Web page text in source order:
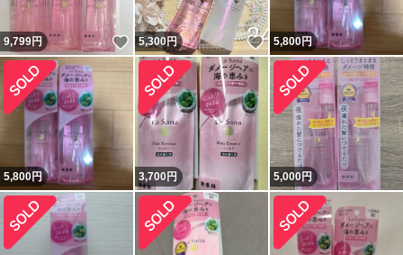
9,799円 いいね！
5,300円 いいね！
5,800円
5,800円 3,700円 5,000円